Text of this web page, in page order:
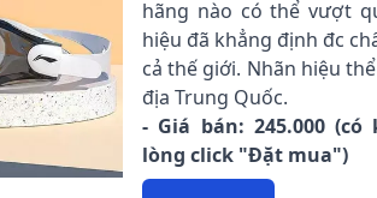
hãng nào có thể vượt
hiệu đã khẳng định đc
cả thế giới. Nhãn hiệu
địa Trung Quốc.
- Giá bán: 245.000
lòng click "Đặt mua")